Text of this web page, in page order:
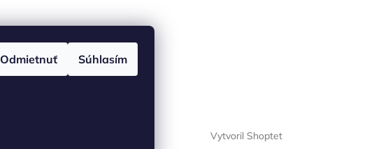
Odmietnuť Súhlasím
Vytvoril Shoptet